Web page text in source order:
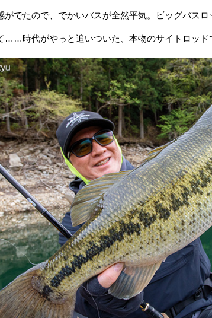
がでたので、でかいバスが全然平気。ビッグバスロ
……時代がやっと追いついた、本物のサイトロッド